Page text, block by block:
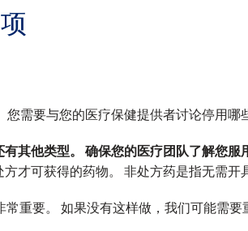
需要与您的医疗保健提供者讨论停用哪
其他类型。 确保您的医疗团队了解您服
才可获得的药物。 非处方药是指无需开
重要。 如果没有这样做，我们可能需要